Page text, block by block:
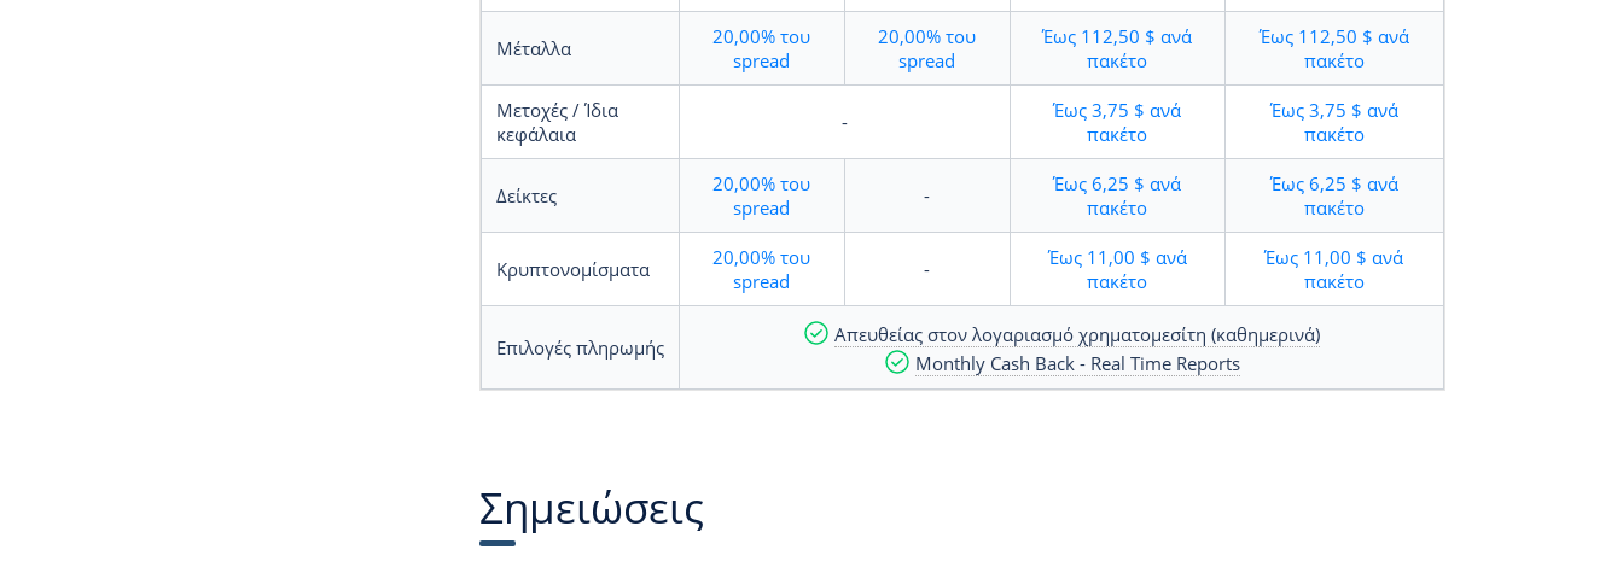
Μέταλλα 20,00% του
spread
20,00% του
spread
Έως 112,50 $ ανά
πακέτο
Έως 112,50 $ ανά
πακέτο
Μετοχές / Ίδια
κεφάλαια
- Έως 3,75 $ ανά
πακέτο
Έως 3,75 $ ανά
πακέτο
Δείκτες 20,00% του
spread
- Έως 6,25 $ ανά
πακέτο
Έως 6,25 $ ανά
πακέτο
Κρυπτονομίσματα 20,00% του
spread
- Έως 11,00 $ ανά
πακέτο
Έως 11,00 $ ανά
πακέτο
Επιλογές πληρωμής
Απευθείας στον λογαριασμό χρηματομεσίτη (καθημερινά)
Monthly Cash Back - Real Time Reports
Σημειώσεις